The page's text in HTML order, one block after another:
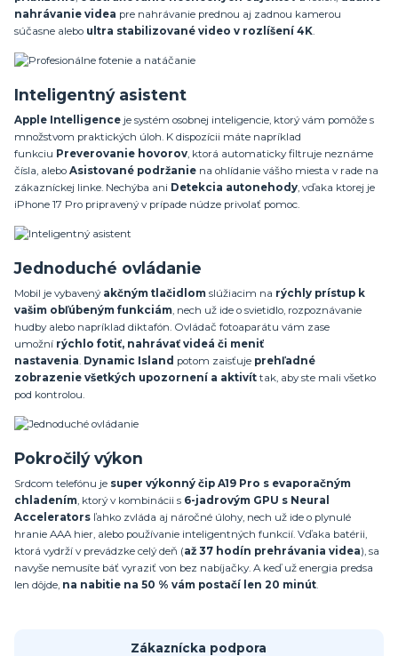
nahrávanie videa pre nahrávanie prednou aj zadnou kamerou
súčasne alebo ultra stabilizované video v rozlíšení 4K.
Inteligentný asistent
Apple Intelligence je systém osobnej inteligencie, ktorý vám pomôže s
množstvom praktických úloh. K dispozícii máte napríklad
funkciu Preverovanie hovorov, ktorá automaticky filtruje neznáme
čísla, alebo Asistované podržanie na ohlídanie vášho miesta v rade na
zákazníckej linke. Nechýba ani Detekcia autonehody, vďaka ktorej je
iPhone 17 Pro pripravený v prípade núdze privolať pomoc.
Jednoduché ovládanie
Mobil je vybavený akčným tlačidlom slúžiacim na rýchly prístup k
vašim obľúbeným funkciám, nech už ide o svietidlo, rozpoznávanie
hudby alebo napríklad diktafón. Ovládač fotoaparátu vám zase
umožní rýchlo fotiť, nahrávať videá či meniť
nastavenia. Dynamic Island potom zaisťuje prehľadné
zobrazenie všetkých upozornení a aktivít tak, aby ste mali všetko
pod kontrolou.
Pokročilý výkon
Srdcom telefónu je super výkonný čip A19 Pro s evaporačným
chladením, ktorý v kombinácii s 6-jadrovým GPU s Neural
Accelerators ľahko zvláda aj náročné úlohy, nech už ide o plynulé
hranie AAA hier, alebo používanie inteligentných funkcií. Vďaka batérii,
ktorá vydrží v prevádzke celý deň (až 37 hodín prehrávania videa), sa
navyše nemusíte báť vyraziť von bez nabíjačky. A keď už energia predsa
len dôjde, na nabitie na 50 % vám postačí len 20 minút.
Zákaznícka podpora